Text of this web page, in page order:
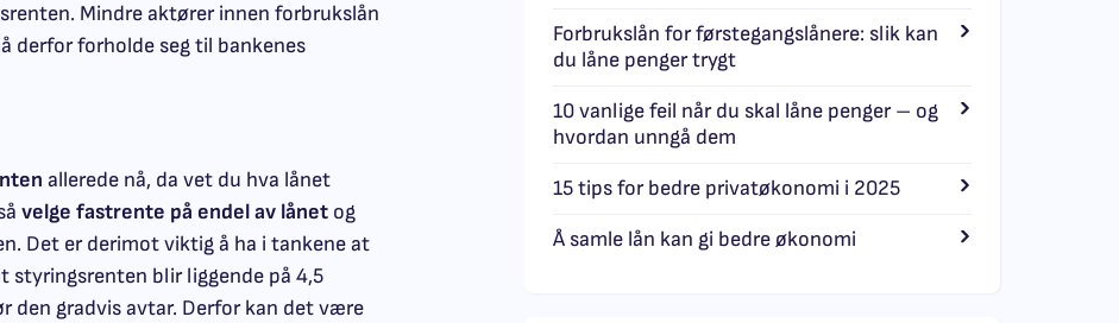
Mindre aktører innen forbrukslån
derfor forholde seg til bankenes
allerede nå, da vet du hva lånet
velge fastrente på endel av lånet og
Det er derimot viktig å ha i tankene at
styringsrenten blir liggende på 4,5
den gradvis avtar. Derfor kan det være
Forbrukslån for førstegangslånere: slik kan
du låne penger trygt
10 vanlige feil når du skal låne penger – og
hvordan unngå dem
15 tips for bedre privatøkonomi i 2025
Å samle lån kan gi bedre økonomi